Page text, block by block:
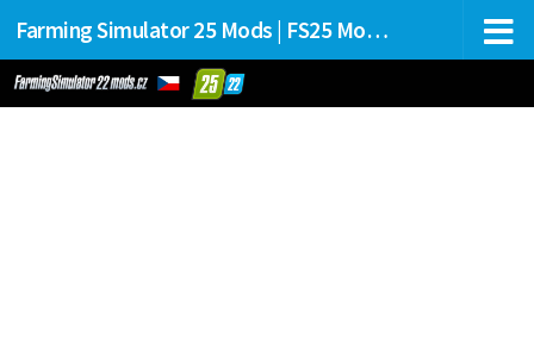
Farming Simulator 25 Mods | FS25 Mods Stahování